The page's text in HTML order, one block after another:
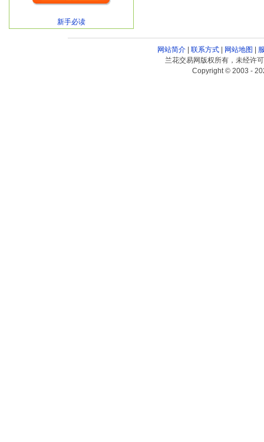
新手必读
网站简介| 联系方式| 网站地图 |
兰花交易网版权所有，未经许
Copyright © 2003 -